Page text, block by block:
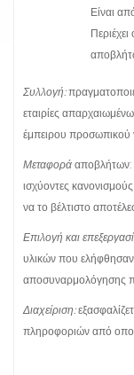
Είναι
Συλλογή:
εταιρίες
έμπειρου προσωπικού
Μεταφοράαποβλήτων:
ισχύοντες
να το βέλτιστο
Επιλογή και
υλικών που ελήφθησαν
αποσυναρμολόγησης
Διαχείριση:
πληροφοριών από